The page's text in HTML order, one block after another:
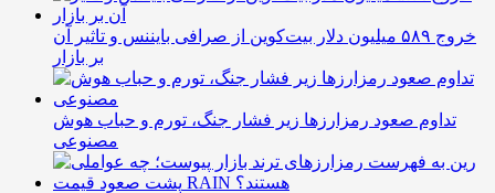
خروج ۵۸۹ میلیون دلار بیت‌کوین از صرافی بایننس و تاثیر آن
بر بازار
تداوم صعود رمزارزها زیر فشار جنگ، تورم و حباب هوش
مصنوعی